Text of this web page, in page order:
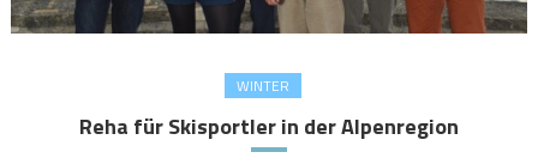
WINTER
Reha für Skisportler in der Alpenregion